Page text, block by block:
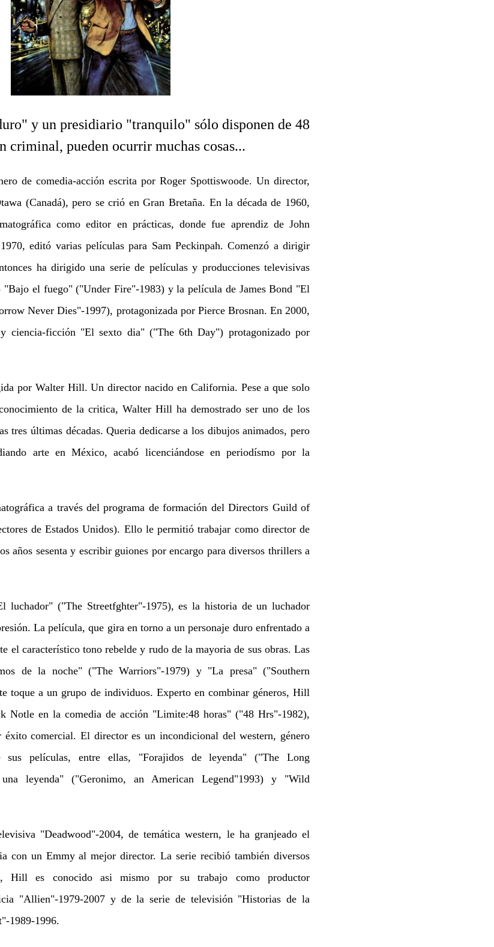
y un presidiario "tranquilo" sólo disponen de 48
criminal, pueden ocurrir muchas cosas...
de comedia-acción escrita por Roger Spottiswoode. Un director,
(Canadá), pero se crió en Gran Bretaña. En la década de 1960,
como editor en prácticas, donde fue aprendiz de John
editó varias películas para Sam Peckinpah. Comenzó a dirigir
ha dirigido una serie de películas y producciones televisivas
"Bajo el fuego" ("Under Fire"-1983) y la película de James Bond "El
Never Dies"-1997), protagonizada por Pierce Brosnan. En 2000,
ciencia-ficción "El sexto dia" ("The 6th Day") protagonizado por
por Walter Hill. Un director nacido en California. Pese a que solo
de la critica, Walter Hill ha demostrado ser uno de los
tres últimas décadas. Queria dedicarse a los dibujos animados, pero
arte en México, acabó licenciándose en periodísmo por la
a través del programa de formación del Directors Guild of
de Estados Unidos). Ello le permitió trabajar como director de
años sesenta y escribir guiones por encargo para diversos thrillers a
luchador" ("The Streetfghter"-1975), es la historia de un luchador
La película, que gira en torno a un personaje duro enfrentado a
el característico tono rebelde y rudo de la mayoria de sus obras. Las
de la noche" ("The Warriors"-1979) y "La presa" ("Southern
toque a un grupo de individuos. Experto en combinar géneros, Hill
Notle en la comedia de acción "Limite:48 horas" ("48 Hrs"-1982),
comercial. El director es un incondicional del western, género
sus películas, entre ellas, "Forajidos de leyenda" ("The Long
una leyenda" ("Geronimo, an American Legend"1993) y "Wild
"Deadwood"-2004, de temática western, le ha granjeado el
con un Emmy al mejor director. La serie recibió también diversos
Hill es conocido asi mismo por su trabajo como productor
"Allien"-1979-2007 y de la serie de televisión "Historias de la
1989-1996.